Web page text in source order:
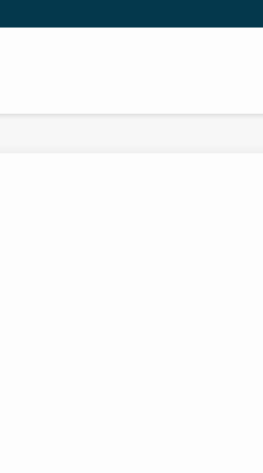
等。太ったり悩んでいる方々が簡